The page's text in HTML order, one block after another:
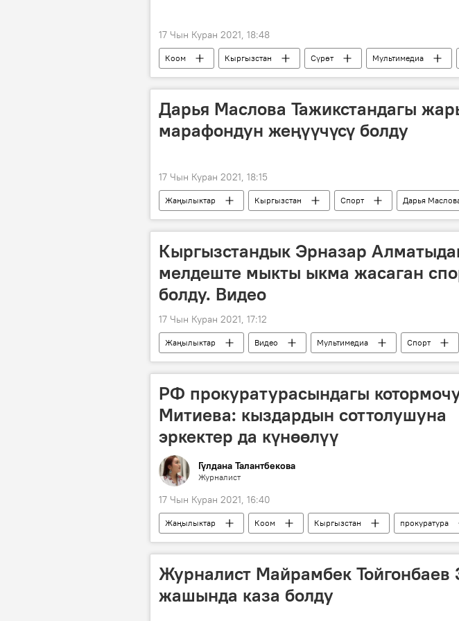
17 Чын Куран 2021, 18:48
Коом Кыргызстан Сүрөт Мультимедиа
балдар
космос кино Сүрөт түрмөк
Дарья Маслова Тажикстандагы
марафондун жеңүүчүсү болду
17 Чын Куран 2021, 18:15
Жаңылыктар Кыргызстан Спорт Дарья
марафон
чуркоо Адилет Кыштакбеков
Кыргызстандык Эрназар
мелдеште мыкты ыкма жасаган
болду. Видео
17 Чын Куран 2021, 17:12
Жаңылыктар Видео Мультимедиа Спорт
Эрназар Акматалиев
Алматы мелдеш эркин
РФ прокуратурасындагы
Митиева: кыздардын соттолушуна
эркектер да күнөөлүү
Гүлдана Талантбекова
Журналист
17 Чын Куран 2021, 16:40
Жаңылыктар Коом Кыргызстан прокуратура
кылмыш
Россия
Журналист Майрамбек Тойгонбаев
жашында каза болду